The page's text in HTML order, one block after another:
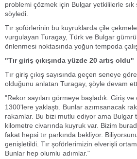
problemi çözmek için Bulgar yetkililerle sık
söyledi.
Tır şoförlerinin bu kuyruklarda çile
vurgulayan Turagay, Türk ve Bulgar
önlenmesi noktasında yoğun tempoda
"Tır giriş çıkışında yüzde 20 artış oldu"
Tır giriş çıkış sayısında geçen seneye
olduğunu anlatan Turagay, şöyle devam
"Rekor sayıları görmeye başladık. Giriş ve
1300'lere yaklaştı. Bunlar azımsanacak
rakamlar. Bu bizi mutlu ediyor ama Bulgar
kilometre civarında kuyruk var. Bizim
fakat hepsi tır parkında bekliyor.
genişletildi. Tır şoförlerimizin elverişli
Bunlar hep olumlu adımlar."